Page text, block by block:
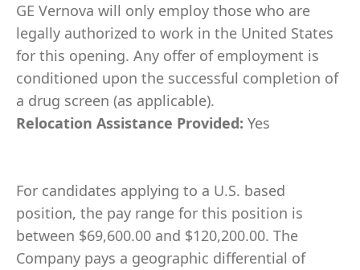
GE Vernova will only employ those who are
legally authorized to work in the United States
for this opening. Any offer of employment is
conditioned upon the successful completion of
a drug screen (as applicable).
Relocation Assistance Provided: Yes
For candidates applying to a U.S. based
position, the pay range for this position is
between $69,600.00 and $120,200.00. The
Company pays a geographic differential of